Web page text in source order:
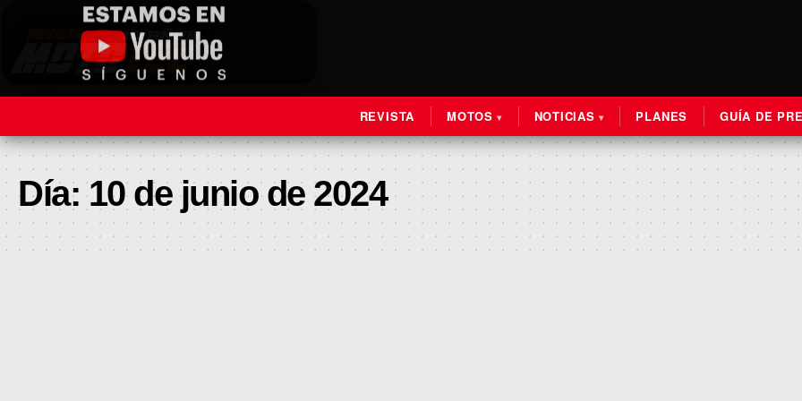
REVISTA MOTOS NOTICIAS PLANES GUÍA DE
Día:10 de junio de 2024